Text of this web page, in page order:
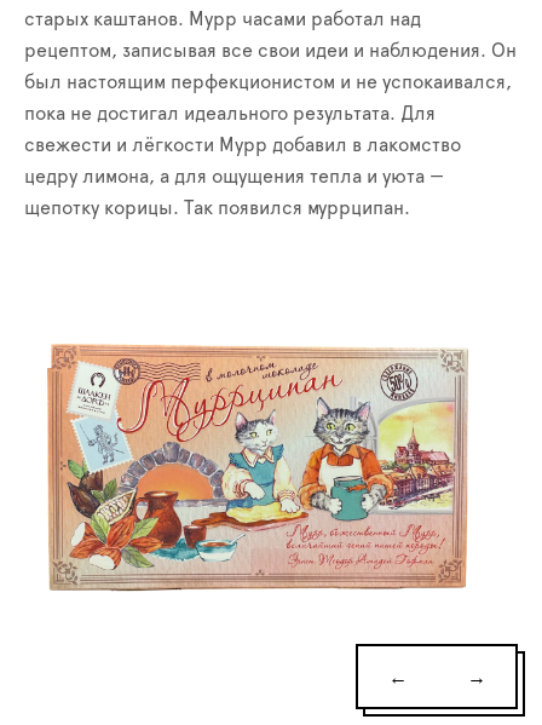
старых каштанов. Мурр часами работал над
рецептом, записывая все свои идеи и наблюдения. Он
был настоящим перфекционистом и не успокаивался,
пока не достигал идеального результата. Для
свежести и лёгкости Мурр добавил в лакомство
цедру лимона, а для ощущения тепла и уюта —
щепотку корицы. Так появился муррципан.
← →